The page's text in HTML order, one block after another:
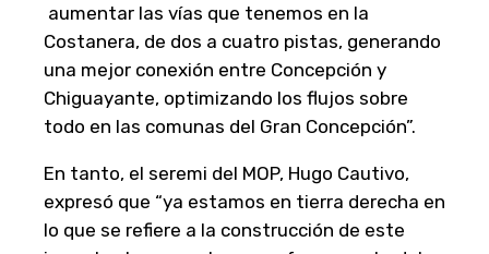
aumentar las vías que tenemos en la
Costanera, de dos a cuatro pistas, generando
una mejor conexión entre Concepción y
Chiguayante, optimizando los flujos sobre
todo en las comunas del Gran Concepción”.
En tanto, el seremi del MOP, Hugo Cautivo,
expresó que “ya estamos en tierra derecha en
lo que se refiere a la construcción de este